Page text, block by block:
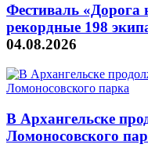
Фестиваль «Дорога
рекордные 198
04.08.2026
В Архангельске
Ломоносовского